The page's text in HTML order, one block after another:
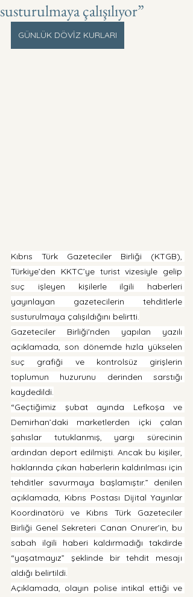
susturulmaya çalışılıyor”
GÜNLÜK DÖVİZ KURLARI
Kıbrıs Türk Gazeteciler Birliği (KTGB),
Türkiye’den KKTC’ye turist vizesiyle gelip
suç işleyen kişilerle ilgili haberleri
yayınlayan gazetecilerin tehditlerle
susturulmaya çalışıldığını belirtti.
Gazeteciler Birliği'nden yapılan yazılı
açıklamada, son dönemde hızla yükselen
suç grafiği ve kontrolsüz girişlerin
toplumun huzurunu derinden sarstığı
kaydedildi.
“Geçtiğimiz şubat ayında Lefkoşa ve
Demirhan’daki marketlerden içki çalan
şahıslar tutuklanmış, yargı sürecinin
ardından deport edilmişti. Ancak bu kişiler,
haklarında çıkan haberlerin kaldırılması için
tehditler savurmaya başlamıştır.” denilen
açıklamada, Kıbrıs Postası Dijital Yayınlar
Koordinatörü ve Kıbrıs Türk Gazeteciler
Birliği Genel Sekreteri Canan Onurer’in, bu
sabah ilgili haberi kaldırmadığı takdirde
“yaşatmayız” şeklinde bir tehdit mesajı
aldığı belirtildi.
Açıklamada, olayın polise intikal ettiği ve